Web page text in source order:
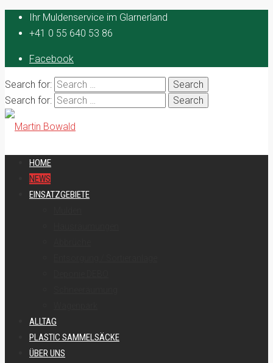
Ihr Muldenservice im Glarnerland
+41 0 55 640 53 86
Facebook
Search for:
Search for:
HOME
NEWS
EINSATZGEBIETE
ALLTAG
PLASTIC SAMMELSÄCKE
ÜBER UNS